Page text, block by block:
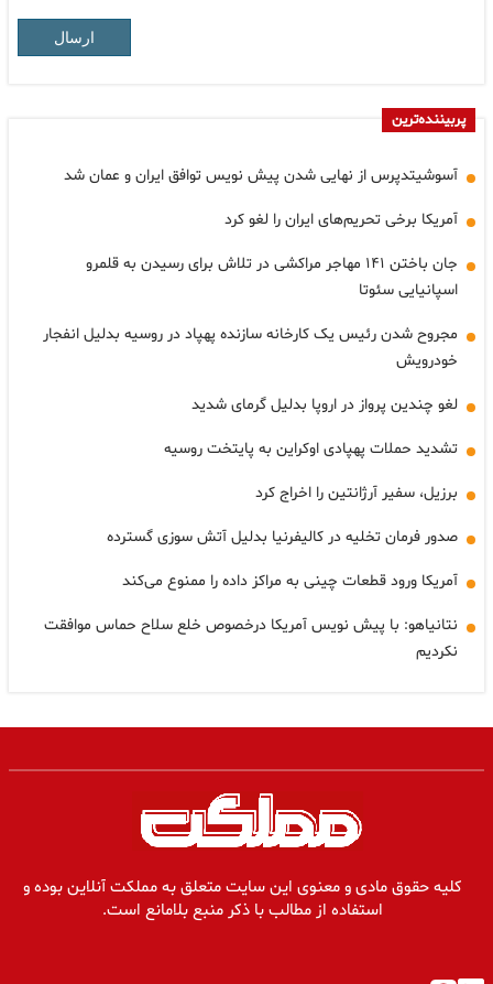
ارسال
پربیننده‌ترین
آسوشیتدپرس از نهایی شدن پیش نویس توافق ایران و عمان شد
آمریکا برخی تحریم‌های ایران را لغو کرد
جان باختن ۱۴۱ مهاجر مراکشی در تلاش برای رسیدن به قلمرو
اسپانیایی سئوتا
مجروح شدن رئیس یک کارخانه سازنده پهپاد در روسیه بدلیل انفجار
خودرویش
لغو چندین پرواز در اروپا بدلیل گرمای شدید
تشدید حملات پهپادی اوکراین به پایتخت روسیه
برزیل، سفیر آرژانتین را اخراج کرد
صدور فرمان تخلیه در کالیفرنیا بدلیل آتش سوزی گسترده
آمریکا ورود قطعات چینی به مراکز داده را ممنوع می‌کند
نتانیاهو: با پیش نویس آمریکا درخصوص خلع سلاح حماس موافقت
نکردیم
کلیه حقوق مادی و معنوی این سایت متعلق به مملکت آنلاین بوده و
استفاده از مطالب با ذکر منبع بلامانع است.